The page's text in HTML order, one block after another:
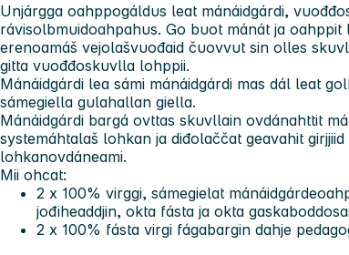
Unjárgga oahppogáldus leat mánáidgárdi,
rávisolbmuidoahpahus. Go buot mánát ja oahppit
erenoamáš vejolašvuođaid čuovvut sin olles
gitta vuođđoskuvlla lohppii.
Mánáidgárdi lea sámi mánáidgárdi mas dál leat
sámegiella gulahallan giella.
Mánáidgárdi bargá ovttas skuvllain ovdánahttit
systemáhtalaš lohkan ja diđolaččat geavahit
lohkanovdáneami.
Mii ohcat:
2 x 100% virggi, sámegielat
jođiheaddjin, okta fásta ja okta
2 x 100% fásta virgi fágabargin dahje